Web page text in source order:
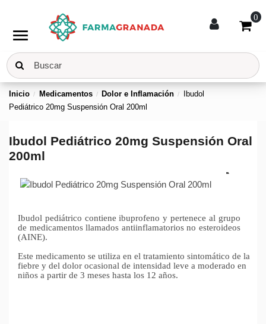
menu
0
Inicio Medicamentos Dolor e Inflamación
Ibudol
Pediátrico 20mg Suspensión Oral 200ml
Ibudol Pediátrico 20mg Suspensión Oral
200ml
Ibudol pediátrico contiene ibuprofeno y pertenece al grupo
de medicamentos llamados antiinflamatorios no esteroideos
(AINE).
Este medicamento se utiliza en el tratamiento sintomático de la
fiebre y del dolor ocasional de intensidad leve a moderado en
niños a partir de 3 meses hasta los 12 años.